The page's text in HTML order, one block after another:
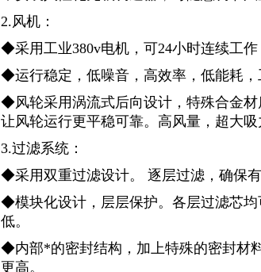
2.风机：
◆采用工业380v电机，可24小时连续工作
◆运行稳定，低噪音，高效率，低能耗，
◆风轮采用涡流式后向设计，特殊合金
让风轮运行更平稳可靠。高风量，超大吸
3.过滤系统：
◆采用双重过滤设计。 逐层过滤，确保
◆模块化设计，层层保护。各层过滤芯
低。
◆内部*的密封结构，加上特殊的密封材
更高。